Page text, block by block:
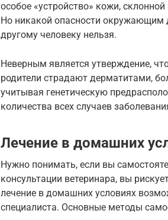
особое «устройство» кожи,
Но никакой опасности окружающим
другому человеку нельзя.
Неверным является утверждение,
родители страдают дерматитами,
учитывая генетическую
количества всех случаев
Лечение в домашних
Нужно понимать, если вы
консультации ветеринара, вы
лечение в домашних условиях
специалиста. Основные методы